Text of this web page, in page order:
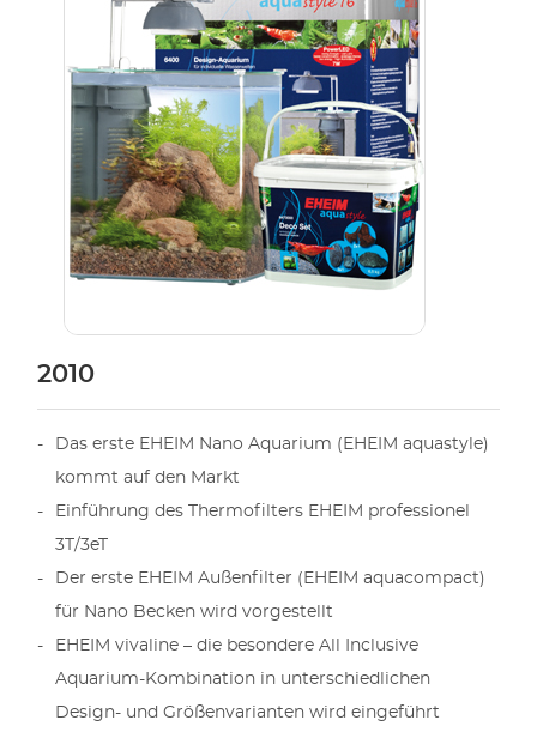
2010
Das erste EHEIM Nano Aquarium (EHEIM aquastyle)
kommt auf den Markt
Einführung des Thermofilters EHEIM professionel
3T/3eT
Der erste EHEIM Außenfilter (EHEIM aquacompact)
für Nano Becken wird vorgestellt
EHEIM vivaline – die besondere All Inclusive
Aquarium-Kombination in unterschiedlichen
Design- und Größenvarianten wird eingeführt